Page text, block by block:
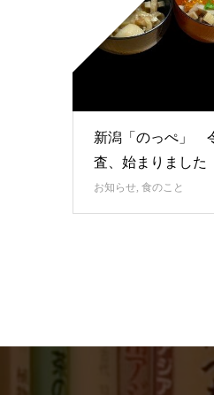
新潟「のっぺ」
査、始まりました
お知らせ, 食のこと